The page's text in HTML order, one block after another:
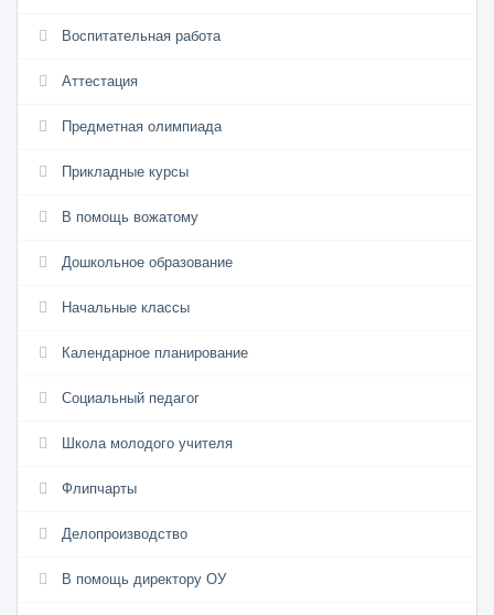
Воспитательная работа
Аттестация
Предметная олимпиада
Прикладные курсы
В помощь вожатому
Дошкольное образование
Начальные классы
Календарное планирование
Социальный педагог
Школа молодого учителя
Флипчарты
Делопроизводство
В помощь директору ОУ